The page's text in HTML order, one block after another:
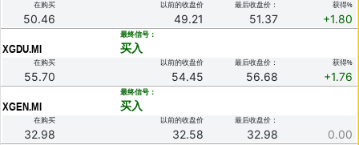
在购买
50.46
以前的收盘价
49.21
最后收盘价：
51.37
获得%
+1.80
XGDU.MI
最终信号：
买入
在购买
55.70
以前的收盘价
54.45
最后收盘价：
56.68
获得%
+1.76
XGEN.MI
最终信号：
买入
在购买
32.98
以前的收盘价
32.58
最后收盘价：
32.98 0.00